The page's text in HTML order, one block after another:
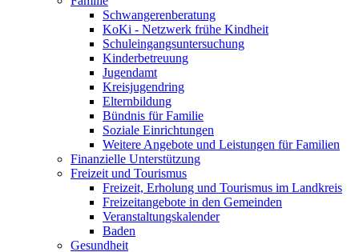
Schwangerenberatung
KoKi - Netzwerk frühe Kindheit
Schuleingangsuntersuchung
Kinderbetreuung
Jugendamt
Kreisjugendring
Elternbildung
Bündnis für Familie
Soziale Einrichtungen
Weitere Angebote und Leistungen für Familien
Finanzielle Unterstützung
Freizeit und Tourismus
Freizeit, Erholung und Tourismus im Landkreis
Freizeitangebote in den Gemeinden
Veranstaltungskalender
Baden
Gesundheit